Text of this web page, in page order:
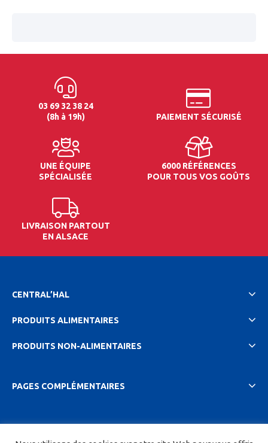
03 69 32 38 24
(8h à 19h)
PAIEMENT SÉCURISÉ
UNE ÉQUIPE
SPÉCIALISÉE
6000 RÉFÉRENCES
POUR TOUS VOS GOÛTS
LIVRAISON PARTOUT
EN ALSACE
CENTRAL’HAL
PRODUITS ALIMENTAIRES
PRODUITS NON-ALIMENTAIRES
PAGES COMPLÉMENTAIRES